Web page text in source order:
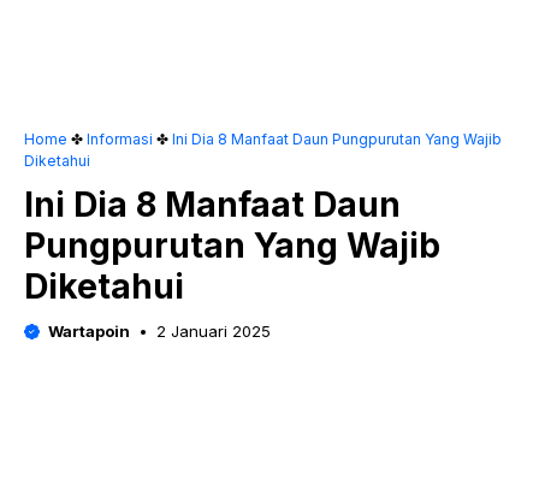
Home ✤ Informasi ✤ Ini Dia 8 Manfaat Daun Pungpurutan Yang Wajib
Diketahui
Ini Dia 8 Manfaat Daun
Pungpurutan Yang Wajib
Diketahui
Wartapoin 2 Januari 2025